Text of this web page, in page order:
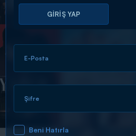
ARAMA SONUÇLARI
GİRİŞ YAP
E-Posta
Şifre
Beni Hatırla